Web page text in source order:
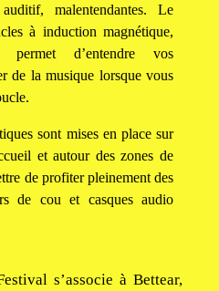
malentendantes. Le
à induction magnétique,
d’entendre vos
de la musique lorsque vous
sont mises en place sur
et autour des zones de
de profiter pleinement des
de cou et casques audio
s’associe à Bettear,